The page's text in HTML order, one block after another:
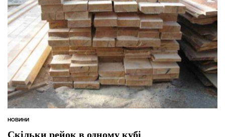
ОПУБЛІКУВАТИ
НОВИНИ
Скільки рейок в одному кубі